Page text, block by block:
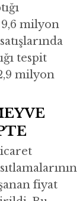
9,6 milyon
tespit
milyon
fiyat